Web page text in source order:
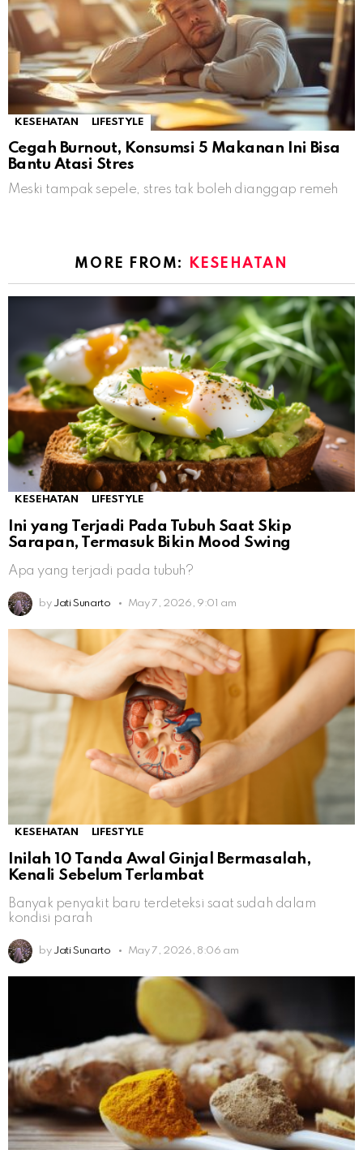
KESEHATAN LIFESTYLE
Cegah Burnout, Konsumsi 5 Makanan Ini Bisa
Bantu Atasi Stres
Meski tampak sepele, stres tak boleh dianggap remeh
MORE FROM: KESEHATAN
KESEHATAN LIFESTYLE
Ini yang Terjadi Pada Tubuh Saat Skip
Sarapan, Termasuk Bikin Mood Swing
Apa yang terjadi pada tubuh?
by Jati Sunarto May 7, 2026, 9:01 am
KESEHATAN LIFESTYLE
Inilah 10 Tanda Awal Ginjal Bermasalah,
Kenali Sebelum Terlambat
Banyak penyakit baru terdeteksi saat sudah dalam
kondisi parah
by Jati Sunarto May 7, 2026, 8:06 am